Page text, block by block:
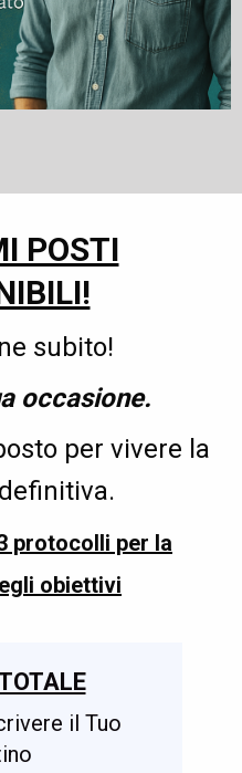
POSTI
subito!
occasione.
per vivere la
protocolli per la
obiettivi
il Tuo